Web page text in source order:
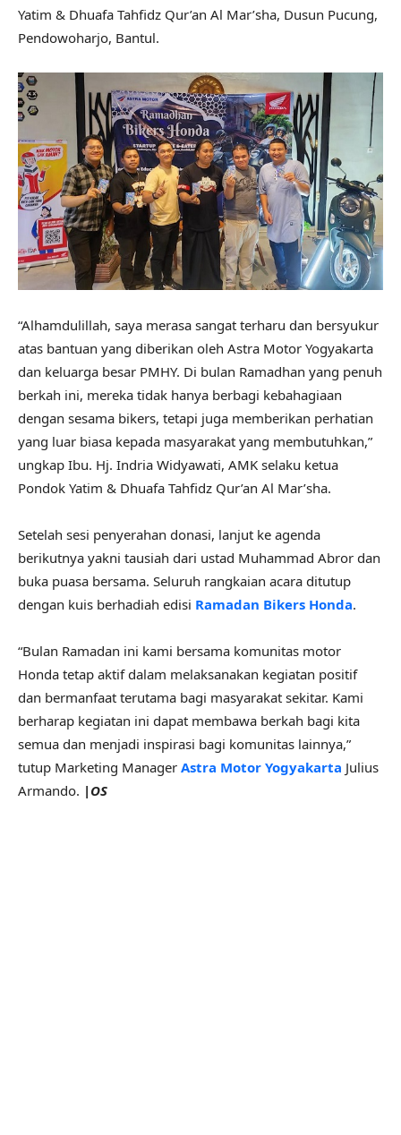
Yatim & Dhuafa Tahfidz Qur’an Al Mar’sha, Dusun Pucung,
Pendowoharjo, Bantul.
“Alhamdulillah, saya merasa sangat terharu dan bersyukur
atas bantuan yang diberikan oleh Astra Motor Yogyakarta
dan keluarga besar PMHY. Di bulan Ramadhan yang penuh
berkah ini, mereka tidak hanya berbagi kebahagiaan
dengan sesama bikers, tetapi juga memberikan perhatian
yang luar biasa kepada masyarakat yang membutuhkan,”
ungkap Ibu. Hj. Indria Widyawati, AMK selaku ketua
Pondok Yatim & Dhuafa Tahfidz Qur’an Al Mar’sha.
Setelah sesi penyerahan donasi, lanjut ke agenda
berikutnya yakni tausiah dari ustad Muhammad Abror dan
buka puasa bersama. Seluruh rangkaian acara ditutup
dengan kuis berhadiah edisi Ramadan Bikers Honda.
“Bulan Ramadan ini kami bersama komunitas motor
Honda tetap aktif dalam melaksanakan kegiatan positif
dan bermanfaat terutama bagi masyarakat sekitar. Kami
berharap kegiatan ini dapat membawa berkah bagi kita
semua dan menjadi inspirasi bagi komunitas lainnya,”
tutup Marketing Manager Astra Motor Yogyakarta Julius
Armando. |OS